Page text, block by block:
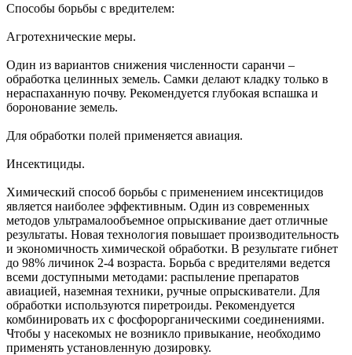
Способы борьбы с вредителем:
Агротехнические меры.
Один из вариантов снижения численности саранчи –
обработка целинных земель. Самки делают кладку только в
нераспаханную почву. Рекомендуется глубокая вспашка и
боронование земель.
Для обработки полей применяется авиация.
Инсектициды.
Химический способ борьбы с применением инсектицидов
является наиболее эффективным. Один из современных
методов ультрамалообъемное опрыскивание дает отличные
результаты. Новая технология повышает производительность
и экономичность химической обработки. В результате гибнет
до 98% личинок 2-4 возраста. Борьба с вредителями ведется
всеми доступными методами: распыление препаратов
авиацией, наземная техники, ручные опрыскиватели. Для
обработки используются пиретроиды. Рекомендуется
комбинировать их с фосфорорганическими соединениями.
Чтобы у насекомых не возникло привыкание, необходимо
применять установленную дозировку.